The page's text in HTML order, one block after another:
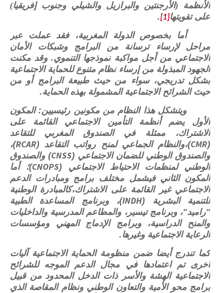
الأنظمة (الأرجنتين والبرازيل والشيلي وجنوب إفريقيا)
على تقويتها[1]
.
أما بخصوص الدولة المغربية، فقد عملت عبر
مراحل لإرساء ترسانة من البرامج وشبكات الأمان
الاجتماعي من أجل مواكبة نموذجها التنموي. وقد مكنت
الجهود المبذولة من إرساء نظام متنوع للحماية الاجتماعية
بشكل تدريجي، سواء من حيث طبيعة البرامج أو من
حيث الشرائح الاجتماعية المشمولة بهذه الحماية.
ويتشكل هذا النظام من مكونين رئيسيين:المكون
الأول يضم أنظمة التأمين الاجتماعي القائمة على
الاشتراك، ممثلة في الصندوق المغربي للتقاعد
(
CMR
)،والنظام الجماعي لمنح رواتب التقاعد (
RCAR
)،
والصندوق الوطني للضمان الاجتماعي (
CNSS
) والصندوق
الوطني لمنظمات الاحتياط الاجتماعي (
CNOPS
)؛ أما
المكون الثاني فيشمل مختلف برامج ومبادرات الدعم
الاجتماعي غير القائمة على الاشتراك،كالمبادرة الوطنية
للتنمية البشرية
(
INDH
)، وبرنامج المساعدة الطبية
"راميد"، وبرنامج تيسير، والمطاعم المدرسية والداخليات
والمنح الدراسية، وبرامج الإدماج المهني ومؤسسات
الرعاية الاجتماعية وغيرها.
كما تندرج أيضا ضمن منظومة الحماية الاجتماعية آليات
أخرى تم اعتمادها في مجال الدعم الموجه للشرائح
الاجتماعية الهشة والأسر ذات الدخل المحدود من قبيل
برامج محو الأمية والتعاون الوطني ونظام المقاصة الذي